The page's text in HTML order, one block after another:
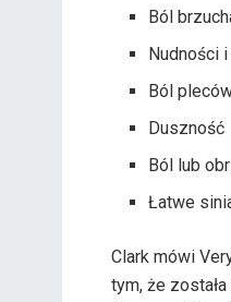
Ból
Nudności
Ból
Duszność
Ból lub
Łatwe
Clark mówi
tym, że